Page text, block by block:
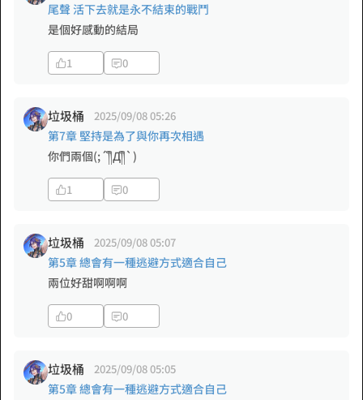
尾聲 活下去就是永不結束的戰鬥
是個好感動的結局
1 0
垃圾桶 2025/09/08 05:26
第7章 堅持是為了與你再次相遇
你們兩個(;´༎ຶД༎ຶ`)
1 0
垃圾桶 2025/09/08 05:07
第5章 總會有一種逃避方式適合自己
兩位好甜啊啊啊
0 0
垃圾桶 2025/09/08 05:05
第5章 總會有一種逃避方式適合自己